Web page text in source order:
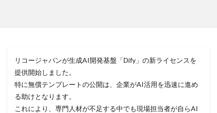
リコージャパンが生成AI開発基盤「Dify」の新ライセンスを
提供開始しました。
特に無償テンプレートの公開は、企業がAI活用を迅速に進め
る助けとなります。
これにより、専門人材が不足する中でも現場担当者が自らAI